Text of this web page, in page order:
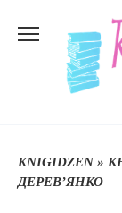
до
KNIGIDZEN»
ДЕРЕВ’ЯНКО